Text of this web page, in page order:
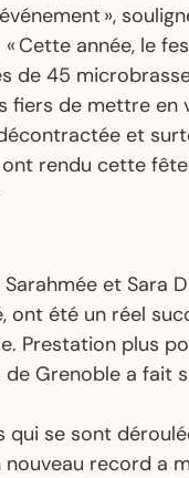
»,
Cette année, le
de 45
fiers de mettre en
et
rendu cette
et Sara
ont été un réel
Prestation plus
Grenoble a fait
qui se sont
record a